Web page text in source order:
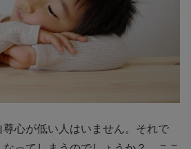
心が低い人はいません。それで